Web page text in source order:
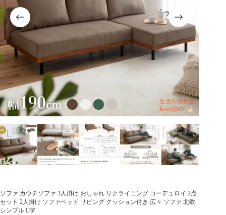
ソファ カウチソファ 3人掛け おしゃれ リクライニング コーデュロイ 2点
セット 2人掛け ソファベッド リビング クッション付き 広々 ソファ 北欧
シンプル L字